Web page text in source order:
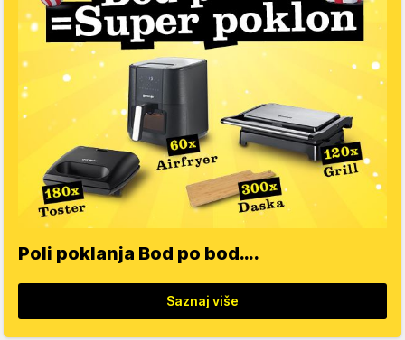
Poli poklanja Bod po bod….
Saznaj više